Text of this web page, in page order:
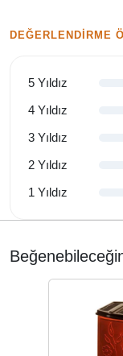
DEĞERLENDIRME
5 Yıldız
4 Yıldız
3 Yıldız
2 Yıldız
1 Yıldız